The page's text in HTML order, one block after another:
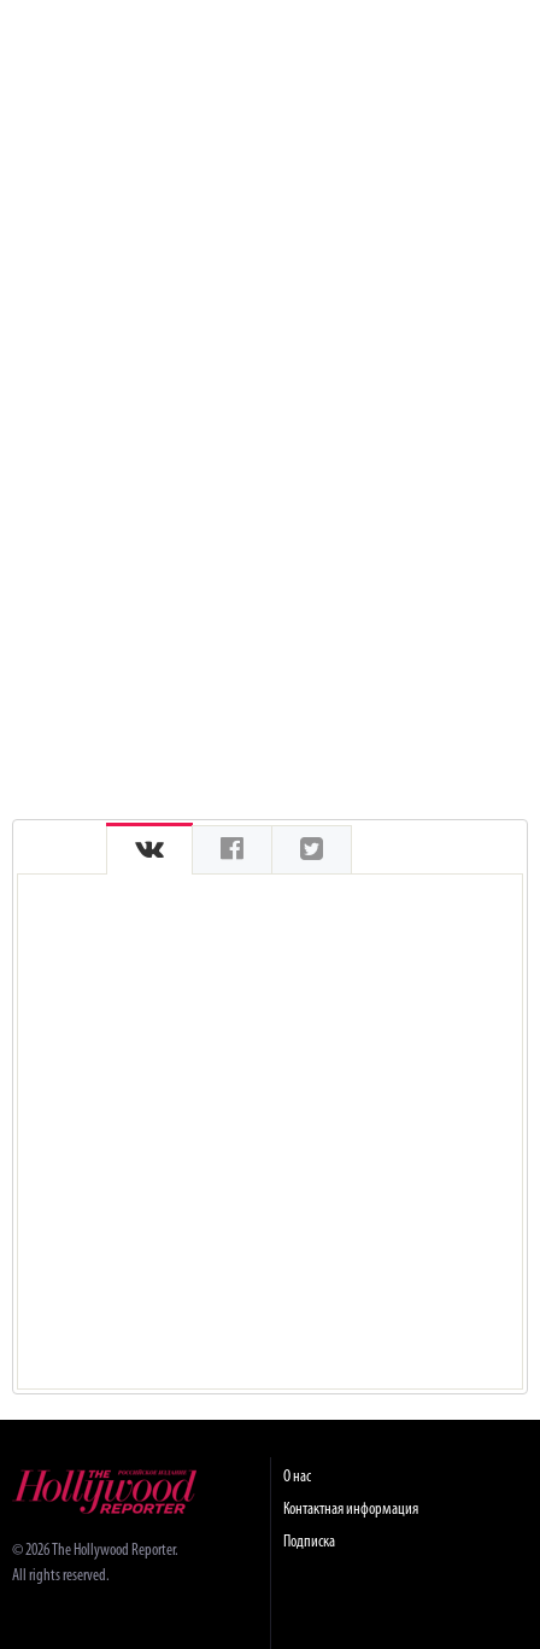
© 2026 The Hollywood Reporter.
All rights reserved.
О нас
Контактная информация
Подписка